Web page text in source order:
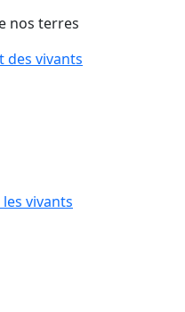
nos terres
des vivants
vivants